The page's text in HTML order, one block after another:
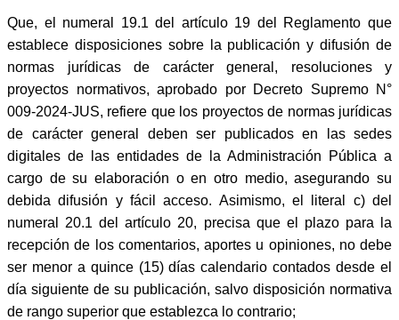
Que, el numeral 19.1 del artículo 19 del Reglamento que
establece disposiciones sobre la publicación y difusión de
normas jurídicas de carácter general, resoluciones y
proyectos normativos, aprobado por Decreto Supremo N°
009-2024-JUS, refiere que los proyectos de normas jurídicas
de carácter general deben ser publicados en las sedes
digitales de las entidades de la Administración Pública a
cargo de su elaboración o en otro medio, asegurando su
debida difusión y fácil acceso. Asimismo, el literal c) del
numeral 20.1 del artículo 20, precisa que el plazo para la
recepción de los comentarios, aportes u opiniones, no debe
ser menor a quince (15) días calendario contados desde el
día siguiente de su publicación, salvo disposición normativa
de rango superior que establezca lo contrario;